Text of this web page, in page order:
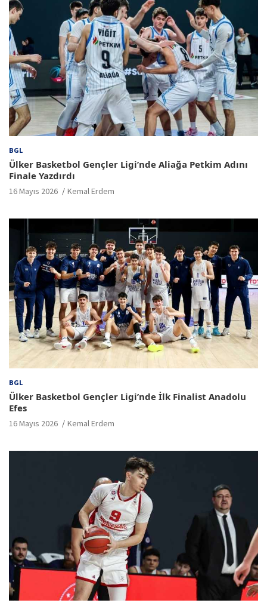
BGL
Ülker Basketbol Gençler Ligi’nde Aliağa Petkim Adını
Finale Yazdırdı
16 Mayıs 2026 Kemal Erdem
BGL
Ülker Basketbol Gençler Ligi’nde İlk Finalist Anadolu
Efes
16 Mayıs 2026 Kemal Erdem